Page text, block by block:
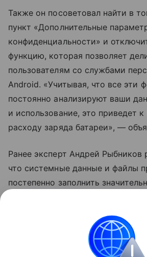
Также он посоветовал найти в
пункт «Дополнительные
конфиденциальности» и
функцию, которая позволяет
пользователям со службами
Android. «Учитывая, что все эти
постоянно анализируют ваши
и использование, это приведет
расходу заряда батареи», —
Ранее эксперт Андрей Рыбников
что системные данные и файлы
постепенно заполнить